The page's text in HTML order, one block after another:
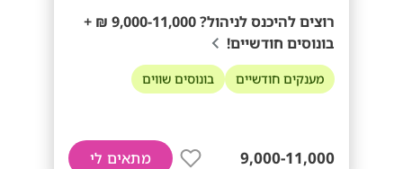
רוצים להיכנס לניהול? 9,000-11,000 ₪ +
בונוסים חודשיים!
מענקים חודשיים בונוסים שווים
9,000-11,000 מתאים לי